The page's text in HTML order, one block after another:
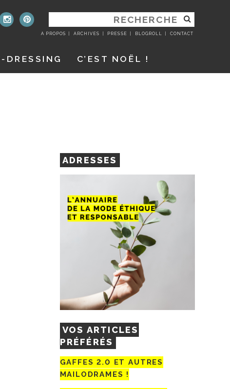
RECHERCHER
:
A PROPOS ARCHIVES PRESSE BLOGROLL CONTACT
DRESSING C’EST NOËL !
ADRESSES
VOS ARTICLES
PRÉFÉRÉS
GAFFES 2.0 ET AUTRES
MAILODRAMES !